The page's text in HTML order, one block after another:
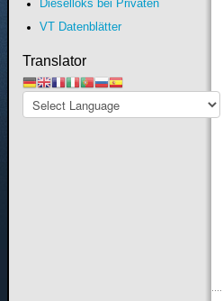
Dieselloks bei Privaten
VT Datenblätter
Translator